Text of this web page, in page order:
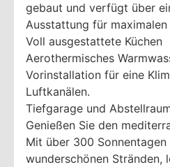
gebaut und verfügt über
Ausstattung für
Voll ausgestattete Küchen
Aerothermisches
Vorinstallation für eine
Luftkanälen.
Tiefgarage und
Genießen Sie den
Mit über 300 Sonnentagen
wunderschönen Stränden,